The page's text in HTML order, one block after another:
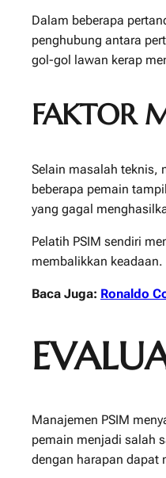
Dalam beberapa
penghubung antara
gol-gol lawan kerap
FAKTOR
Selain masalah teknis,
beberapa pemain
yang gagal
Pelatih PSIM sendiri
membalikkan
Baca Juga: Ronaldo
Manajemen PSIM
pemain menjadi salah
dengan harapan dapat